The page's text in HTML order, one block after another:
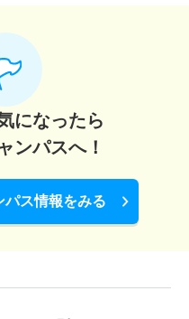
になったら
ンパスへ！
パス情報をみる